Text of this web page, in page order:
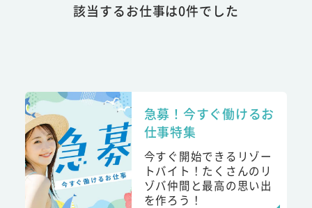
該当するお仕事は0件でした
急募！今すぐ働けるお
仕事特集
今すぐ開始できるリゾー
トバイト！たくさんのリ
ゾバ仲間と最高の思い出
を作ろう！